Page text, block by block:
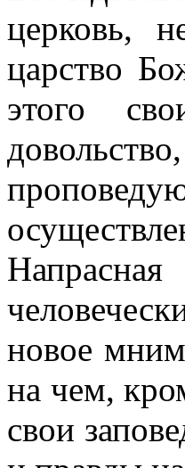
церковь,
царство
этого
новое
на чем,
свои